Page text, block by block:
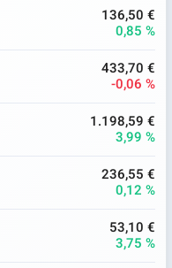
136,50 €
0,85 %
433,70 €
-0,06 %
1.198,59 €
3,99 %
236,55 €
0,12 %
53,10 €
3,75 %